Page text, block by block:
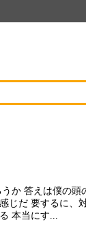
か 答えは僕の
じだ 要するに、
本当にす...